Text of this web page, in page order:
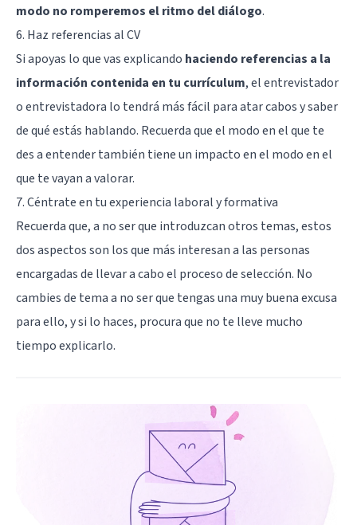
modo no romperemos el ritmo del diálogo.
6. Haz referencias al CV
Si apoyas lo que vas explicando haciendo referencias a la
información contenida en tu currículum, el entrevistador
o entrevistadora lo tendrá más fácil para atar cabos y saber
de qué estás hablando. Recuerda que el modo en el que te
des a entender también tiene un impacto en el modo en el
que te vayan a valorar.
7. Céntrate en tu experiencia laboral y formativa
Recuerda que, a no ser que introduzcan otros temas, estos
dos aspectos son los que más interesan a las personas
encargadas de llevar a cabo el proceso de selección. No
cambies de tema a no ser que tengas una muy buena excusa
para ello, y si lo haces, procura que no te lleve mucho
tiempo explicarlo.